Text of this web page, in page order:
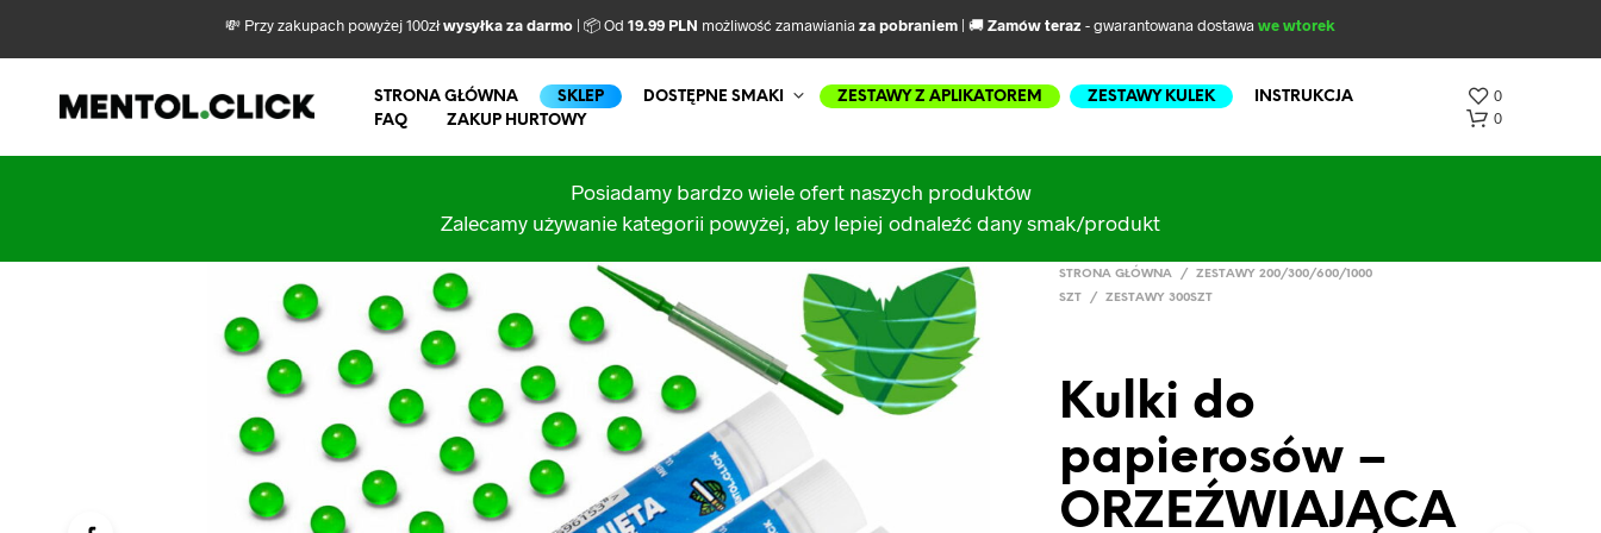
💸 Przy zakupach powyżej 100złwysyłka za darmo| 📦 Od 19.99 PLN możliwość zamawiania za pobraniem| 🚚Zamów teraz - gwarantowana dostawa we wtorek
STRONA GŁÓWNA SKLEP DOSTĘPNE SMAKI ZESTAWY Z APLIKATOREM ZESTAWY KULEK
INSTRUKCJA
FAQ
ZAKUP HURTOWY
0
0
Posiadamy bardzo wiele ofert naszych produktów
Zalecamy używanie kategorii powyżej, aby lepiej odnaleźć dany smak/produkt
STRONA GŁÓWNA /
ZESTAWY 200/300/600/1000
SZT
/ ZESTAWY 300SZT
Kulki do
papierosów –
ORZEŹWIAJĄCA